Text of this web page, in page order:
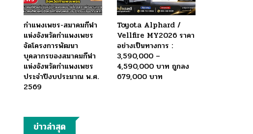
กำแพงเพชร-สมาคมกีฬา
แห่งจังหวัดกำแพงเพชร
จัดโครงการพัฒนา
บุคลากรของสมาคมกีฬา
แห่งจังหวัดกำแพงเพชร
ประจำปีงบประมาณ พ.ศ.
2569
Toyota Alphard /
Vellfire MY2026 ราคา
อย่างเป็นทางการ :
3,590,000 –
4,590,000 บาท ถูกลง
679,000 บาท
ข่าวล่าสุด